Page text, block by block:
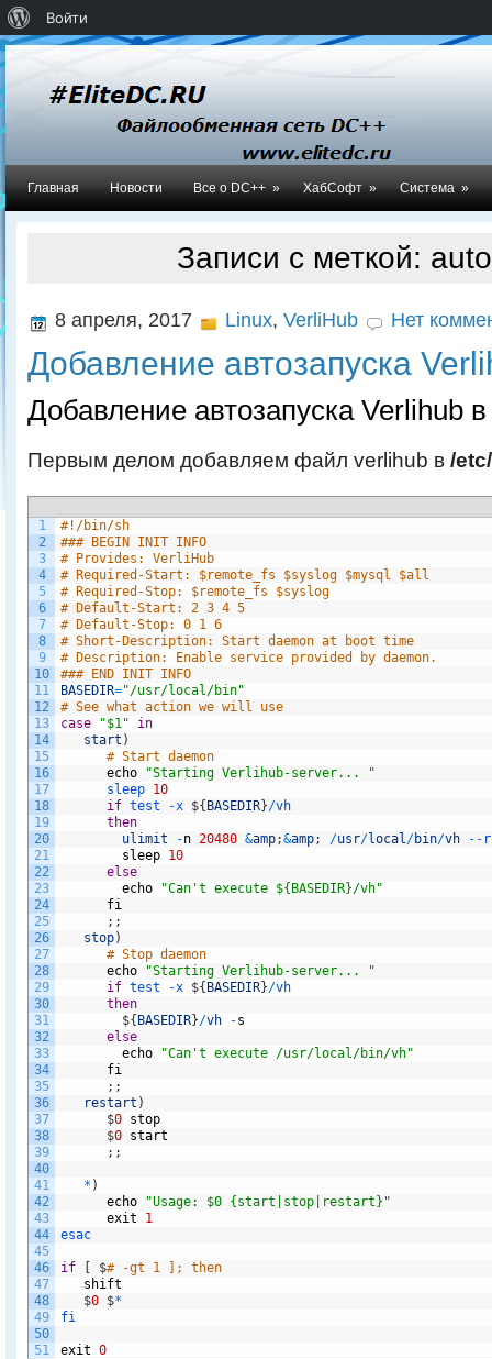
Главная Новости Все о DC++ » ХабСофт » Система »
Записи с меткой:
8 апреля, 2017 Linux, VerliHub Нет
Добавление автозапуска
Добавление автозапуска Verlihub
Первым делом добавляем файл verlihub в /
1
2
3
4
5
6
7
8
9
10
11
12
13
14
15
16
17
18
19
20
21
22
23
24
25
26
27
28
29
30
31
32
33
34
35
36
37
38
39
40
41
42
43
44
45
46
47
48
49
50
51
#!/bin/sh
### BEGIN INIT INFO
# Provides: VerliHub
# Required-Start: $remote_fs $syslog $mysql $all
# Required-Stop: $remote_fs $syslog
# Default-Start: 2 3 4 5
# Default-Stop: 0 1 6
# Short-Description: Start daemon at boot time
# Description: Enable service provided by daemon.
### END INIT INFO
BASEDIR="/usr/local/bin"
# See what action we will use
case
"$1"
in
start )
# Start daemon
echo
"Starting Verlihub-server... "
sleep 10
if test -x ${BASEDIR}/vh
then
ulimit
-n 20480 &amp;&amp; /usr/local /bin/vh --
sleep 10
else
echo
"Can't execute ${BASEDIR}/vh"
fi
; ;
stop)
# Stop daemon
echo
"Starting Verlihub-server... "
if test -x ${BASEDIR}/vh
then
${BASEDIR}/vh -s
else
echo
"Can't execute /usr/local/bin/vh"
fi
; ;
restart )
$0 stop
$0 start
; ;
* )
echo
"Usage: $0 {start|stop|restart}"
exit
1
esac
if [ $# -gt 1 ]; then
shift
$0 $*
fi
exit 0
Войти